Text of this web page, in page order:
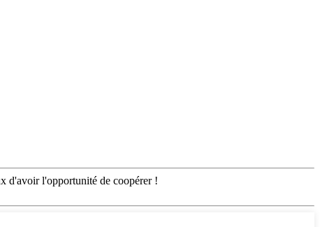
d'avoir l'opportunité de coopérer !